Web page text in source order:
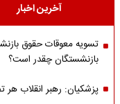
آخرین اخبار
تسویه معوقات حقوق
بازنشستگان چقدر است؟
پزشکیان: رهبر انقلاب